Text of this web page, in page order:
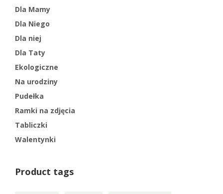
Dla Mamy
Dla Niego
Dla niej
Dla Taty
Ekologiczne
Na urodziny
Pudełka
Ramki na zdjęcia
Tabliczki
Walentynki
Product tags